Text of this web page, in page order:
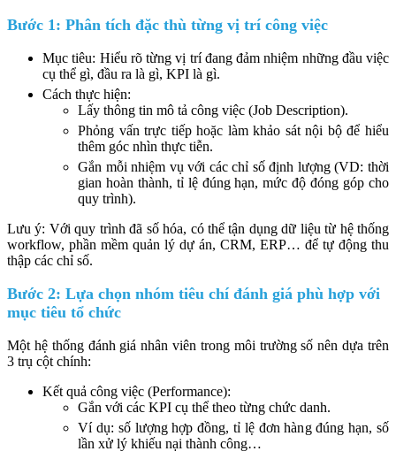
Bước 1: Phân tích đặc thù từng vị trí công việc
Mục tiêu: Hiểu rõ từng vị trí đang đảm nhiệm những đầu việc
cụ thể gì, đầu ra là gì, KPI là gì.
Cách thực hiện:
Lấy thông tin mô tả công việc (Job Description).
Phỏng vấn trực tiếp hoặc làm khảo sát nội bộ để hiểu
thêm góc nhìn thực tiễn.
Gắn mỗi nhiệm vụ với các chỉ số định lượng (VD: thời
gian hoàn thành, tỉ lệ đúng hạn, mức độ đóng góp cho
quy trình).
Lưu ý: Với quy trình đã số hóa, có thể tận dụng dữ liệu từ hệ thống
workflow, phần mềm quản lý dự án, CRM, ERP… để tự động thu
thập các chỉ số.
Bước 2: Lựa chọn nhóm tiêu chí đánh giá phù hợp với
mục tiêu tổ chức
Một hệ thống đánh giá nhân viên trong môi trường số nên dựa trên
3 trụ cột chính:
Kết quả công việc (Performance):
Gắn với các KPI cụ thể theo từng chức danh.
Ví dụ: số lượng hợp đồng, tỉ lệ đơn hàng đúng hạn, số
lần xử lý khiếu nại thành công…